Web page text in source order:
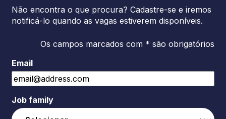
Não encontra o que procura? Cadastre-se e iremos
notificá-lo quando as vagas estiverem disponíveis.
Os campos marcados com * são obrigatórios
Email
Job family